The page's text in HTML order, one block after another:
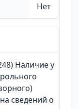
Нет
Наличие у
сведений о